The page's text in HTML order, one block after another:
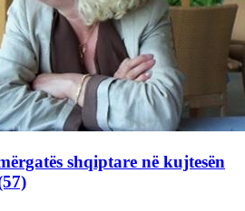
shqiptare në kujtesën